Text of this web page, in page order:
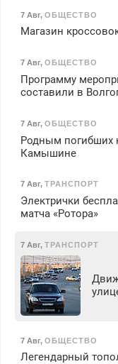
7 Авг, ОБЩЕСТВО
Магазин
7 Авг, ОБЩЕСТВО
Программу
составили в
7 Авг, ОБЩЕСТВО
Родным погибших
Камышине
7 Авг, ТРАНСПОРТ
Электрички
матча «Ротора»
7 Авг, ТРАНСПОРТ
7 Авг, ОБЩЕСТВО
Легендарный